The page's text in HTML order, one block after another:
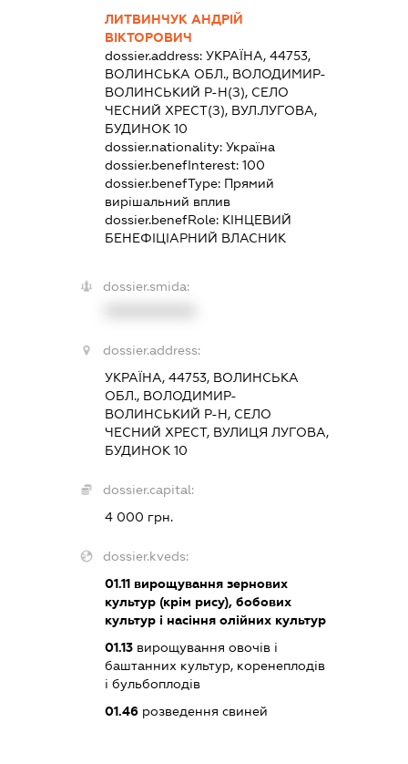
ЛИТВИНЧУК АНДРІЙ
ВІКТОРОВИЧ
dossier.address: УКРАЇНА, 44753,
ВОЛИНСЬКА ОБЛ., ВОЛОДИМИР-
ВОЛИНСЬКИЙ Р-Н(З), СЕЛО
ЧЕСНИЙ ХРЕСТ(З), ВУЛ.ЛУГОВА,
БУДИНОК 10
dossier.nationality: Україна
dossier.benefInterest: 100
dossier.benefType: Прямий
вирішальний вплив
dossier.benefRole: КІНЦЕВИЙ
БЕНЕФІЦІАРНИЙ ВЛАСНИК
dossier.smida:
dossier.address:
УКРАЇНА, 44753, ВОЛИНСЬКА
ОБЛ., ВОЛОДИМИР-
ВОЛИНСЬКИЙ Р-Н, СЕЛО
ЧЕСНИЙ ХРЕСТ, ВУЛИЦЯ ЛУГОВА,
БУДИНОК 10
dossier.capital:
4 000 грн.
dossier.kveds:
01.11вирощування зернових
культур (крім рису), бобових
культур і насіння олійних культур
01.13вирощування овочів і
баштанних культур, коренеплодів
і бульбоплодів
01.46розведення свиней